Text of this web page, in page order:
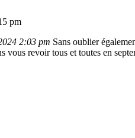
pm
2:03 pm Sans oublier
vous revoir tous et toutes en